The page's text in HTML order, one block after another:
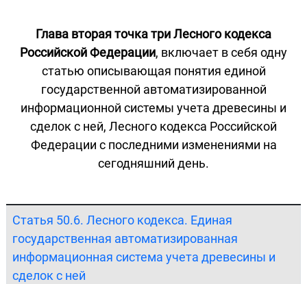
Глава вторая точка три Лесного кодекса
Российской Федерации, включает в себя одну
статью описывающая понятия единой
государственной автоматизированной
информационной системы учета древесины и
сделок с ней, Лесного кодекса Российской
Федерации с последними изменениями на
сегодняшний день.
Статья 50.6. Лесного кодекса. Единая
государственная автоматизированная
информационная система учета древесины и
сделок с ней